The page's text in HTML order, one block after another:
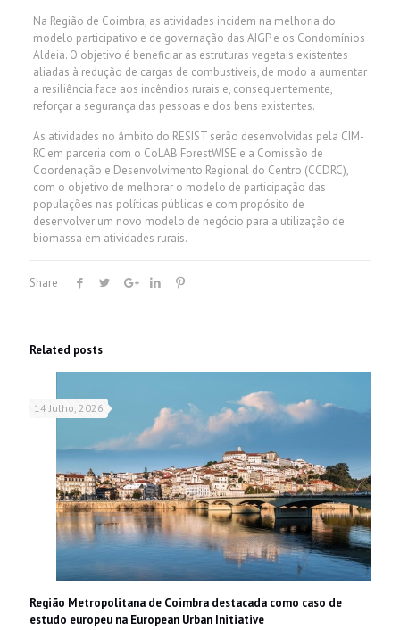
Na Região de Coimbra, as atividades incidem na melhoria do
modelo participativo e de governação das AIGP e os Condomínios
Aldeia. O objetivo é beneficiar as estruturas vegetais existentes
aliadas à redução de cargas de combustíveis, de modo a aumentar
a resiliência face aos incêndios rurais e, consequentemente,
reforçar a segurança das pessoas e dos bens existentes.
As atividades no âmbito do RESIST serão desenvolvidas pela CIM-
RC em parceria com o CoLAB ForestWISE e a Comissão de
Coordenação e Desenvolvimento Regional do Centro (CCDRC),
com o objetivo de melhorar o modelo de participação das
populações nas políticas públicas e com propósito de
desenvolver um novo modelo de negócio para a utilização de
biomassa em atividades rurais.
Share
Related posts
14 Julho, 2026
Região Metropolitana de Coimbra destacada como caso de
estudo europeu na European Urban Initiative